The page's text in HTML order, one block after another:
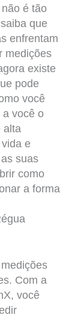
é tão
que
enfrentam
medições
existe
pode
você
a você o
alta
e
suas
como
a forma
Com a
você